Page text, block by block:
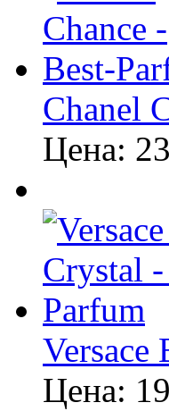
Chanel
Цена:
Versace
Цена: